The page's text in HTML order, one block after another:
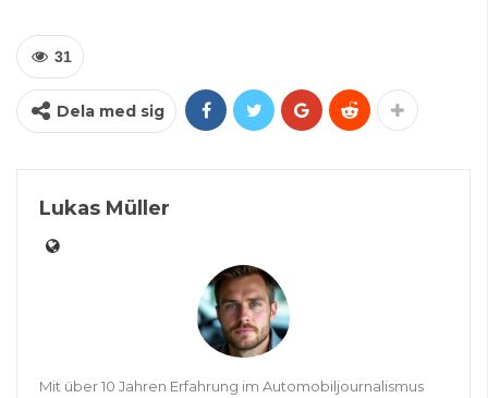
31
Dela med sig
Lukas Müller
Mit über 10 Jahren Erfahrung im Automobiljournalismus